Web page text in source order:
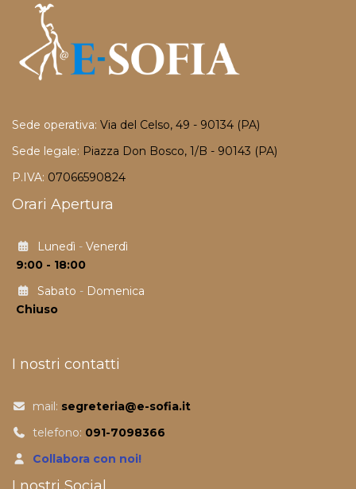
Sede operativa: Via del Celso, 49 - 90134 (PA)
Sede legale: Piazza Don Bosco, 1/B - 90143 (PA)
P.IVA: 07066590824
Orari Apertura
Lunedì - Venerdì
9:00 - 18:00
Sabato - Domenica
Chiuso
I nostri contatti
mail: segreteria@e-sofia.it
telefono: 091-7098366
Collabora con noi!